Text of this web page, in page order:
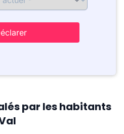
par les habitants